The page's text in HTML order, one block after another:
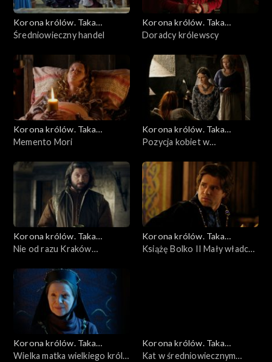
Korona królów. Taka
historia...
Średniowieczny handel
Korona królów. Taka
historia...
Doradcy królewscy
Korona królów. Taka
historia...
Memento Mori
Korona królów. Taka
historia...
Pozycja kobiet w
Korona królów. Taka
historia...
Nie od razu Kraków
Korona królów. Taka
historia...
Książę Bolko II Mały władca
Korona królów. Taka
historia...
Wielka matka wielkiego króla.
Korona królów. Taka
historia...
Kat w średniowiecznym